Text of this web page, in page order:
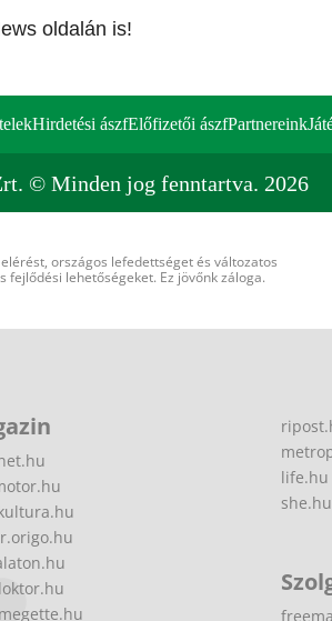
oldalán is!
Hirdetési ászfElőfizetői ászfPartnereink
© Minden jog fenntartva. 2026
országos lefedettséget és változatos
lehetőségeket. Ez jövőnk záloga.
life.hu
she.hu